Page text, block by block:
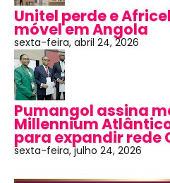
Unitel perde e
móvel em Angola
sexta-feira, abril 24, 2026
Pumangol assina
Millennium
para expandir rede
sexta-feira, julho 24, 2026